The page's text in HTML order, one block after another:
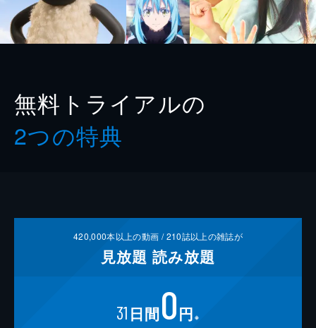
無料トライアルの
2つの特典
420,000本以上の動画 /210誌以上の雑誌が
見放題 読み放題
31 日間0円 ※